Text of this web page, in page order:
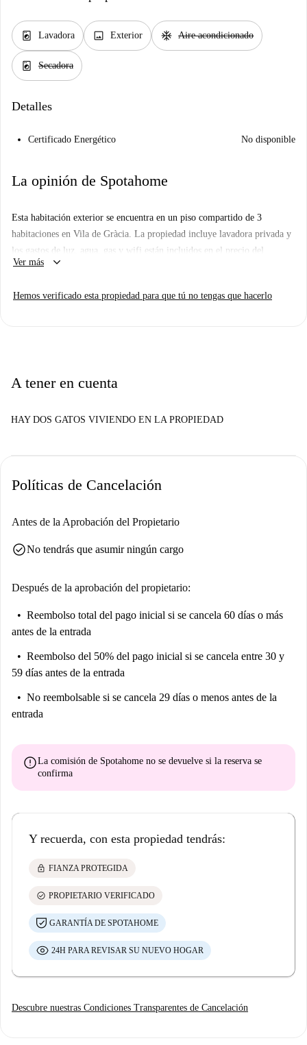
local_laundry_service Lavadora image Exterior ac_unit Aire acondicionado
local_laundry_service Secadora
Detalles
Certificado Energético No disponible
La opinión de Spotahome
Esta habitación exterior se encuentra en un piso compartido de 3
habitaciones en Vila de Gràcia. La propiedad incluye lavadora privada y
los gastos de luz, agua, gas y wifi están incluidos en el precio del
alquiler. Verificado por Spotahome, lo que garantiza fiabilidad y
Ver más keyboard_arrow_down
Hemos verificado esta propiedad para que tú no tengas que hacerlo
A tener en cuenta
HAY DOS GATOS VIVIENDO EN LA PROPIEDAD
Políticas de Cancelación
Antes de la Aprobación del Propietario
check_circleNo tendrás que asumir ningún cargo
Después de la aprobación del propietario:
Reembolso total del pago inicial si se cancela 60 días o más
antes de la entrada
Reembolso del 50% del pago inicial si se cancela entre 30 y
59 días antes de la entrada
No reembolsable si se cancela 29 días o menos antes de la
entrada
errorLa comisión de Spotahome no se devuelve si la reserva se
confirma
Y recuerda, con esta propiedad tendrás:
lock FIANZA PROTEGIDA
check_circle PROPIETARIO VERIFICADO
GARANTÍA DE SPOTAHOME
24H PARA REVISAR SU NUEVO HOGAR
Descubre nuestras Condiciones Transparentes de Cancelación